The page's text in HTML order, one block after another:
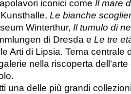
iconici come Il mare
Le bianche
Winterthur, Il tumulo di
di Dresda e Le tre
Arti di Lipsia. Tema centrale
nella riscoperta
una delle più grandi